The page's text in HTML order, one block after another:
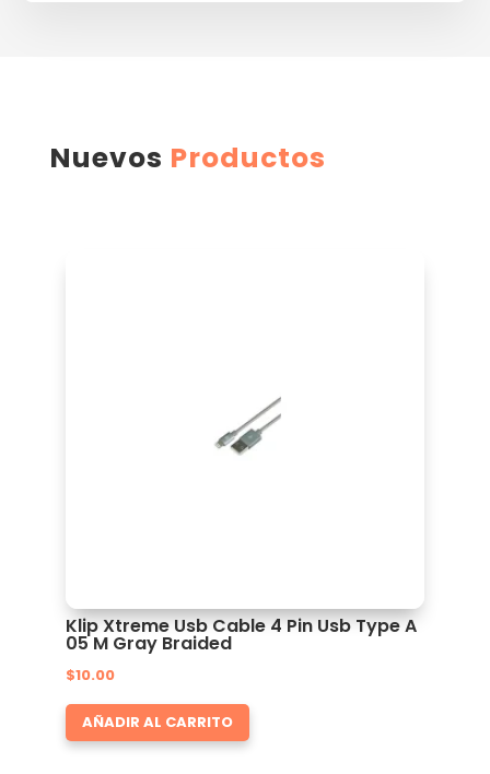
Nuevos Productos
Klip Xtreme Usb Cable 4 Pin Usb Type A
05 M Gray Braided
$10.00
AÑADIR AL CARRITO